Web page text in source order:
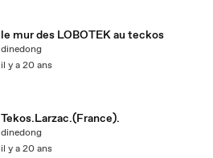
le mur des LOBOTEK au teckos
dinedong
il y a 20 ans
Tekos.Larzac.(France).
dinedong
il y a 20 ans